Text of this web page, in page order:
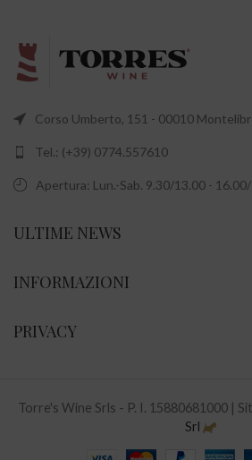
Corso Umberto, 151 - 00010
Tel.: (+39) 0774.557610
Apertura: Lun.-Sab. 9.30/13.00 -
ULTIME NEWS
INFORMAZIONI
PRIVACY
Torre's Wine Srls - P. I. 15880681000 |
Srl